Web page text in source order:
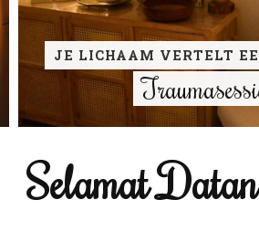
JE LICHAAM VERTELT
Selamat